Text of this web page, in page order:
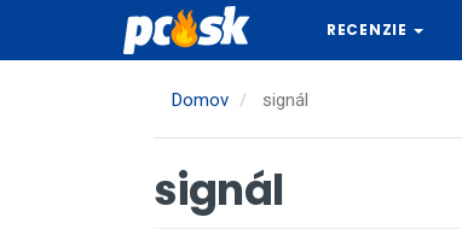
hlavný
RECENZIE
Domov signál
signál